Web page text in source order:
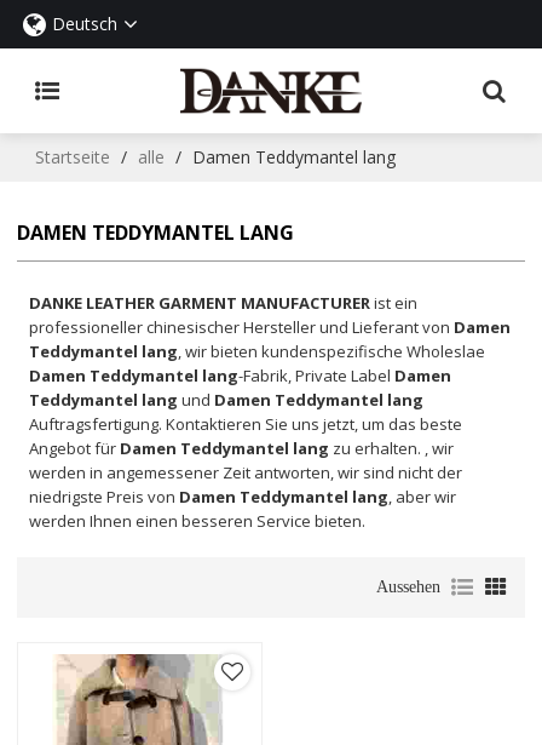
Deutsch
Startseite / alle / Damen Teddymantel lang
DAMEN TEDDYMANTEL LANG
DANKE LEATHER GARMENT MANUFACTURERist ein
professioneller chinesischer Hersteller und Lieferant von Damen
Teddymantel lang, wir bieten kundenspezifische Wholeslae
Damen Teddymantel lang-Fabrik, Private Label Damen
Teddymantel lang und Damen Teddymantel lang
Auftragsfertigung. Kontaktieren Sie uns jetzt, um das beste
Angebot für Damen Teddymantel lang zu erhalten. , wir
werden in angemessener Zeit antworten, wir sind nicht der
niedrigste Preis von Damen Teddymantel lang, aber wir
werden Ihnen einen besseren Service bieten.
Aussehen